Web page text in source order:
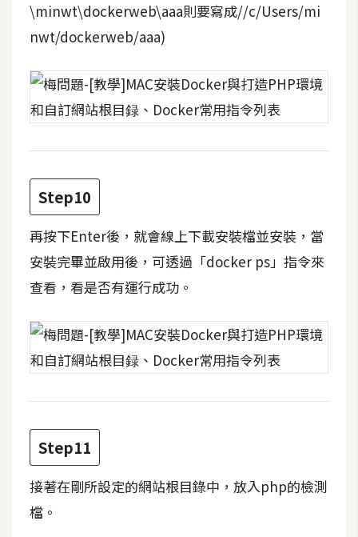
後
端
P
H
P
o
c
k
e
r
伺
服
器
設
定
資
源
免
費
\minwt\dockerweb\aaa則要寫成//c/Users/mi
nwt/dockerweb/aaa)
Step10
再按下Enter後，就會線上下載安裝檔並安裝，當
安裝完畢並啟用後，可透過「docker ps」指令來
查看，看是否有運行成功。
Step11
接著在剛所設定的網站根目錄中，放入php的檢測
檔。